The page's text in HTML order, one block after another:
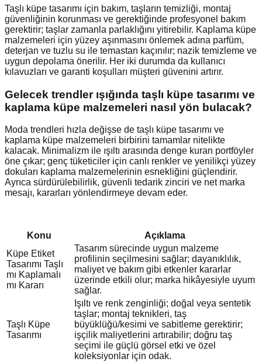
Taşlı küpe tasarımı için bakım, taşların temizliği, montaj
güvenliğinin korunması ve gerektiğinde profesyonel bakım
gerektirir; taşlar zamanla parlaklığını yitirebilir. Kaplama küpe
malzemeleri için yüzey aşınmasını önlemek adına parfüm,
deterjan ve tuzlu su ile temastan kaçınılır; nazik temizleme ve
uygun depolama önerilir. Her iki durumda da kullanıcı
kılavuzları ve garanti koşulları müşteri güvenini artırır.
Gelecek trendler ışığında taşlı küpe tasarımı ve
kaplama küpe malzemeleri nasıl yön bulacak?
Moda trendleri hızla değişse de taşlı küpe tasarımı ve
kaplama küpe malzemeleri birbirini tamamlar nitelikte
kalacak. Minimalizm ile ışıltı arasında denge kuran portföyler
öne çıkar; genç tüketiciler için canlı renkler ve yenilikçi yüzey
dokuları kaplama malzemelerinin esnekliğini güçlendirir.
Ayrıca sürdürülebilirlik, güvenli tedarik zinciri ve net marka
mesajı, kararları yönlendirmeye devam eder.
Konu
Açıklama
Küpe Etiket
Tasarımı Taşlı
mı Kaplamalı
mı Kararı
Tasarım sürecinde uygun malzeme
profilinin seçilmesini sağlar; dayanıklılık,
maliyet ve bakım gibi etkenler kararlar
üzerinde etkili olur; marka hikâyesiyle uyum
sağlar.
Taşlı Küpe
Tasarımı
Işıltı ve renk zenginliği; doğal veya sentetik
taşlar; montaj teknikleri, taş
büyüklüğü/kesimi ve sabitleme gerektirir;
işçilik maliyetlerini artırabilir; doğru taş
seçimi ile güçlü görsel etki ve özel
koleksiyonlar için odak.